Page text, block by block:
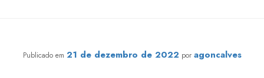
Publicado em 21 de dezembro de 2022 por agoncalves